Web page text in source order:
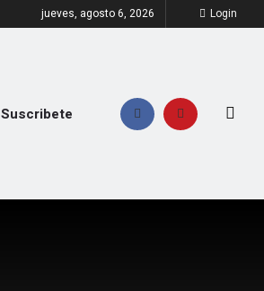
jueves, agosto 6, 2026 Login
Suscribete